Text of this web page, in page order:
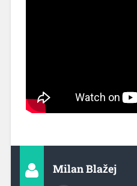
Milan Blažej